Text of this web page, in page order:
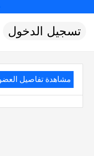
تسجيل الدخول
مشاهدة تفاصيل